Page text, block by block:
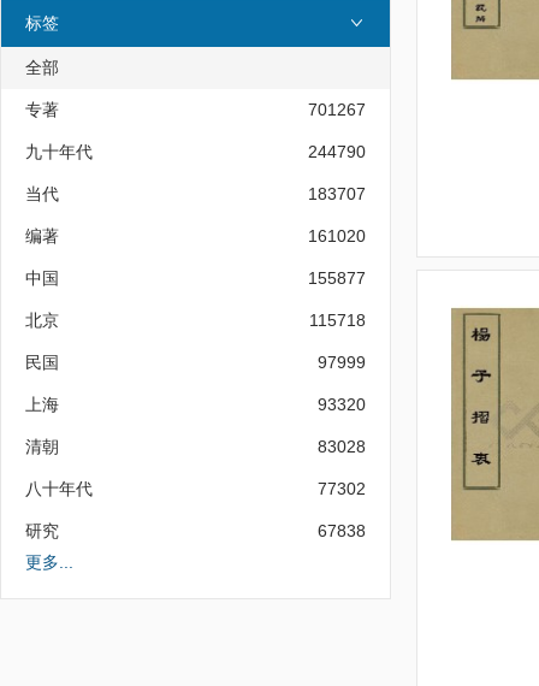
标签
全部
专著 701267
九十年代 244790
当代 183707
编著 161020
中国 155877
北京 115718
民国 97999
上海 93320
清朝 83028
八十年代 77302
研究
67838
更多...